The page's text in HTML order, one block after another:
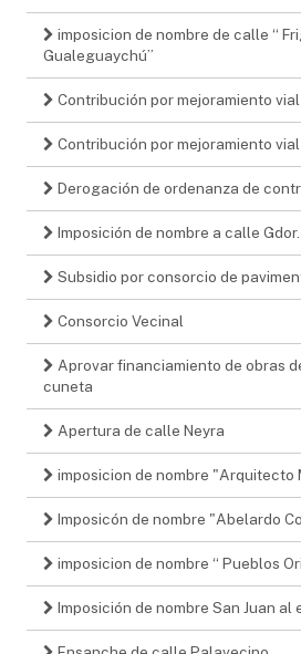
imposicion de nombre de calle “
Gualeguaychú”
Contribución por mejoramiento vial
Contribución por mejoramiento vial
Derogación de ordenanza de
Imposición de nombre a calle Gdor.
Subsidio por consorcio de
Consorcio Vecinal
Aprovar financiamiento de obras
cuneta
Apertura de calle Neyra
imposicion de nombre "Arquitecto
Imposicón de nombre "Abelardo
imposicion de nombre “ Pueblos
Imposición de nombre San Juan al